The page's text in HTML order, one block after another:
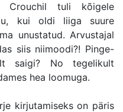
Crouchil tuli kõigele
kui oldi liiga suure
unustatud. Arvustajal
siis niimoodi?! Pinge-
saigi? No tegelikult
hea loomuga.
kirjutamiseks on päris